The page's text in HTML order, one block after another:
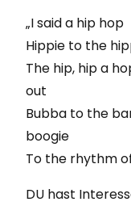
„I said a hip hop
Hippie to the
The hip, hip a
out
Bubba to the
boogie
To the rhythm
DU hast